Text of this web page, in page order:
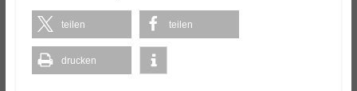
teilen teilen
drucken